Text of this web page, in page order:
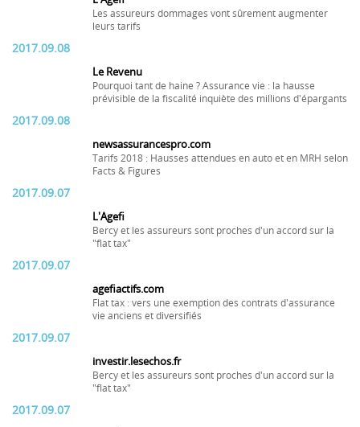
Les assureurs dommages vont sûrement augmenter
leurs tarifs
2017.09.08
Le Revenu
Pourquoi tant de haine ? Assurance vie : la hausse
prévisible de la fiscalité inquiète des millions d'épargants
2017.09.08
newsassurancespro.com
Tarifs 2018 : Hausses attendues en auto et en MRH selon
Facts & Figures
2017.09.07
L'Agefi
Bercy et les assureurs sont proches d'un accord sur la
"flat tax"
2017.09.07
agefiactifs.com
Flat tax : vers une exemption des contrats d'assurance
vie anciens et diversifiés
2017.09.07
investir.lesechos.fr
Bercy et les assureurs sont proches d'un accord sur la
"flat tax"
2017.09.07